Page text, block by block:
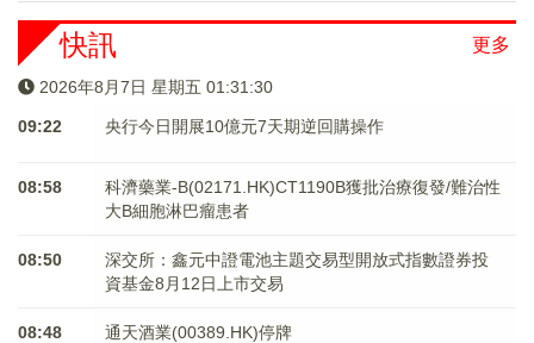
更多
快訊
2026年8月7日 星期五 01:31:30
09:22 央行今日開展10億元7天期逆回購操作
08:58
科濟藥業-B(02171.HK)CT1190B獲批治療復發/難治性
大B細胞淋巴瘤患者
08:50
深交所：鑫元中證電池主題交易型開放式指數證券投
資基金8月12日上市交易
08:48 通天酒業(00389.HK)停牌